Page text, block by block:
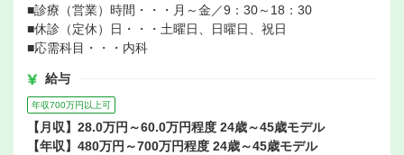
■診療（営業）時間・・・月～金／9：30～18：30
■休診（定休）日・・・土曜日、日曜日、祝日
■応需科目・・・内科
給与
年収700万円以上可
【月収】28.0万円～60.0万円程度 24歳～45歳モデル
【年収】480万円～700万円程度 24歳～45歳モデル